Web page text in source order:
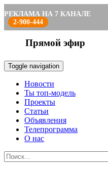
РЕКЛАМА НА 7 КАНАЛЕ
2-900-444
Прямой эфир
Toggle navigation
Новости
Ты топ-модель
Проекты
Статьи
Объявления
Телепрограмма
О нас